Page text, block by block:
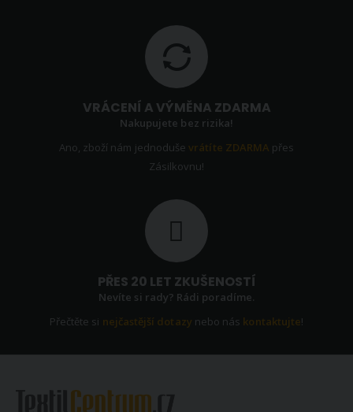
VRÁCENÍ A VÝMĚNA ZDARMA
Nakupujete bez rizika!
Ano, zboží nám jednoduševrátíte ZDARMA přes
Zásilkovnu!
PŘES 20 LET ZKUŠENOSTÍ
Nevíte si rady? Rádi poradíme.
Přečtěte si nejčastější dotazy nebo nás kontaktujte!